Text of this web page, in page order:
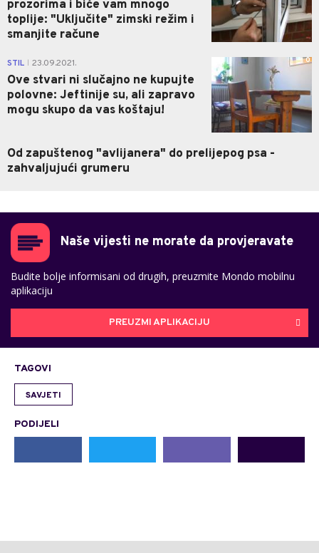
prozorima i biće vam mnogo
toplije: "Uključite" zimski režim i
smanjite račune
STIL 23.09.2021.
Ove stvari ni slučajno ne kupujte
polovne: Jeftinije su, ali zapravo
mogu skupo da vas koštaju!
0
Od zapuštenog "avlijanera" do prelijepog psa -
zahvaljujući grumeru
Naše vijesti ne morate da provjeravate
Budite bolje informisani od drugih, preuzmite Mondo mobilnu
aplikaciju
PREUZMI APLIKACIJU
TAGOVI
SAVJETI
PODIJELI